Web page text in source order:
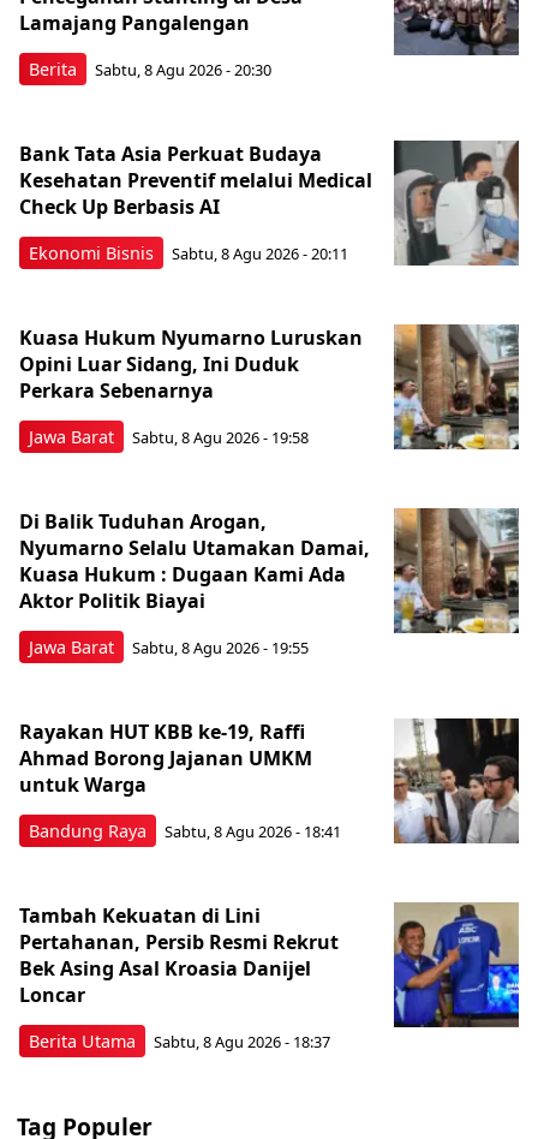
Berita
Lamajang Pangalengan
Sabtu, 8 Agu 2026 - 20:30
Ekonomi Bisnis
Bank Tata Asia Perkuat Budaya
Kesehatan Preventif melalui Medical
Check Up Berbasis AI
Sabtu, 8 Agu 2026 - 20:11
Jawa Barat
Kuasa Hukum Nyumarno Luruskan
Opini Luar Sidang, Ini Duduk
Perkara Sebenarnya ​
Sabtu, 8 Agu 2026 - 19:58
Jawa Barat
Di Balik Tuduhan Arogan,
Nyumarno Selalu Utamakan Damai,
Kuasa Hukum : Dugaan Kami Ada
Aktor Politik Biayai
Sabtu, 8 Agu 2026 - 19:55
Bandung Raya
Rayakan HUT KBB ke-19, Raffi
Ahmad Borong Jajanan UMKM
untuk Warga
Sabtu, 8 Agu 2026 - 18:41
Berita Utama
Tambah Kekuatan di Lini
Pertahanan, Persib Resmi Rekrut
Bek Asing Asal Kroasia Danijel
Loncar
Sabtu, 8 Agu 2026 - 18:37
Tag Populer